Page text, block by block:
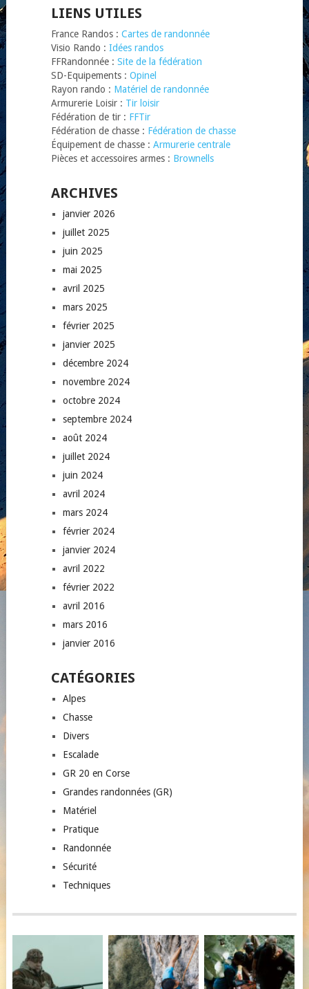
LIENS UTILES
France Randos : Cartes de randonnée
Visio Rando : Idées randos
FFRandonnée : Site de la fédération
SD-Equipements : Opinel
Rayon rando : Matériel de randonnée
Armurerie Loisir : Tir loisir
Fédération de tir : FFTir
Fédération de chasse : Fédération de chasse
Équipement de chasse : Armurerie centrale
Pièces et accessoires armes : Brownells
ARCHIVES
janvier 2026
juillet 2025
juin 2025
mai 2025
avril 2025
mars 2025
février 2025
janvier 2025
décembre 2024
novembre 2024
octobre 2024
septembre 2024
août 2024
juillet 2024
juin 2024
avril 2024
mars 2024
février 2024
janvier 2024
avril 2022
février 2022
avril 2016
mars 2016
janvier 2016
CATÉGORIES
Alpes
Chasse
Divers
Escalade
GR 20 en Corse
Grandes randonnées (GR)
Matériel
Pratique
Randonnée
Sécurité
Techniques